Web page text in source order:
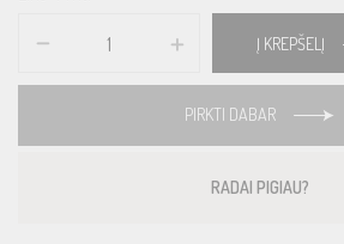
Į KREPŠELĮ
PIRKTI DABAR
RADAI PIGIAU?